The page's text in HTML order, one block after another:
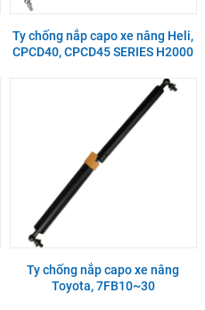
Ty chống nắp capo xe nâng Heli,
CPCD40, CPCD45 SERIES H2000
Ty chống nắp capo xe nâng
Toyota, 7FB10~30